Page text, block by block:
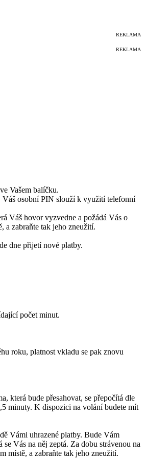
REKLAMA
REKLAMA
Vašem balíčku.
Váš osobní PIN slouží k využití telefonní
Váš hovor vyzvedne a požádá Vás o
a zabraňte tak jeho zneužití.
dne přijetí nové platby.
počet minut.
roku, platnost vkladu se pak znovu
která bude přesahovat, se přepočítá dle
minuty. K dispozici na volání budete mít
Vámi uhrazené platby. Bude Vám
Vás na něj zeptá. Za dobu strávenou na
místě, a zabraňte tak jeho zneužití.